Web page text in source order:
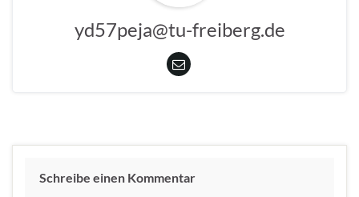
yd57peja@tu-freiberg.de
Schreibe einen Kommentar